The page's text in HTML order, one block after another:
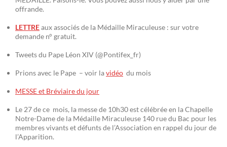
offrande.
LETTREaux associés de la Médaille Miraculeuse : sur votre
demande n° gratuit.
Tweets du Pape Léon XIV (@Pontifex_fr)
Prions avec le Pape – voir lavidéo du mois
MESSE et Bréviaire du jour
Le 27 de ce mois, la messe de 10h30 est célébrée en la Chapelle
Notre-Dame de la Médaille Miraculeuse 140 rue du Bac pour les
membres vivants et défunts de l’Association en rappel du jour de
l’Apparition.